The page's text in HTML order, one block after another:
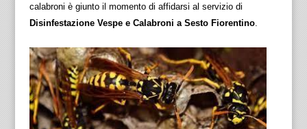
calabroni è giunto il momento di affidarsi al servizio di
Disinfestazione Vespe e Calabroni a Sesto Fiorentino.